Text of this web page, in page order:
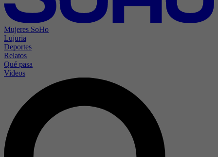
Mujeres SoHo
Lujuria
Deportes
Relatos
Qué pasa
Videos